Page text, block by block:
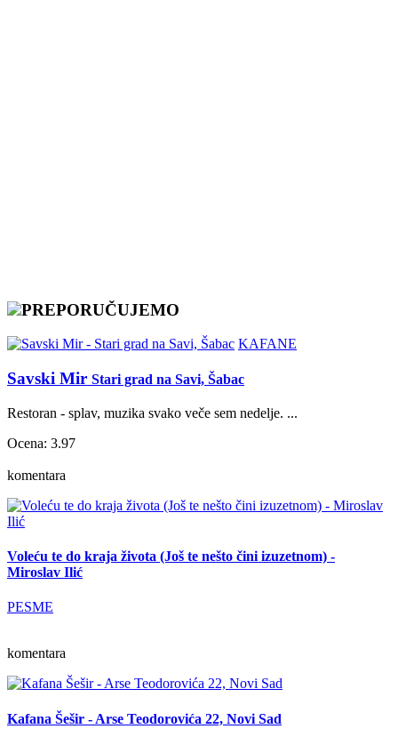
PREPORUČUJEMO
KAFANE
Savski Mir Stari grad na Savi, Šabac
Restoran - splav, muzika svako veče sem nedelje. ...
Ocena: 3.97
komentara
Voleću te do kraja života (Još te nešto čini izuzetnom) -
Miroslav Ilić
PESME
komentara
Kafana Šešir - Arse Teodorovića 22, Novi Sad